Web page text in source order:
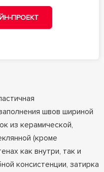
ПРОЕКТ
швов шириной
из керамической,
(кроме
как внутри, так и
консистенции, затирка